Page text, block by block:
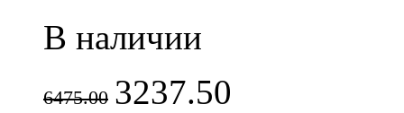
В наличии
6475.00 3237.50